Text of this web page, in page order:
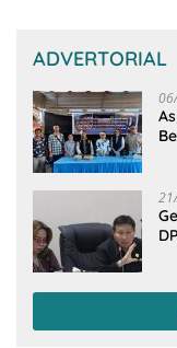
ADVERTORIAL